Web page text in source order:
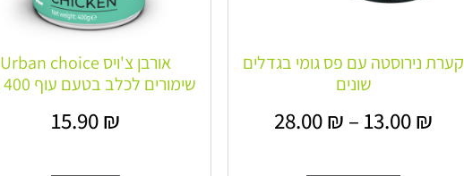
קערת נירוסטה עם פס גומי בגדלים
שונים
13.00₪
–
28.00₪
אורבן צ'ויס Urban choice
שימורים לכלב בטעם עוף 400 גרם
15.90₪